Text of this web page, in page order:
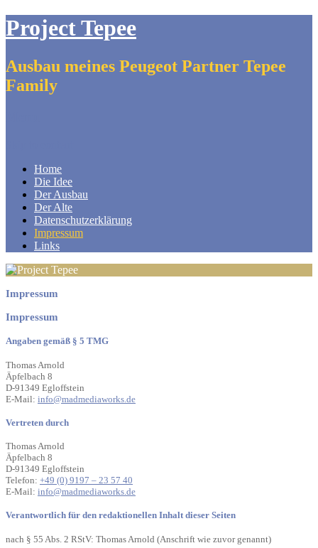
Project Tepee
Ausbau meines Peugeot Partner Tepee
Family
Home
Die Idee
Der Ausbau
Der Alte
Datenschutzerklärung
Impressum
Links
Impressum
Impressum
Angaben gemäß § 5 TMG
Thomas Arnold
Äpfelbach 8
D-91349 Egloffstein
E-Mail: info@madmediaworks.de
Vertreten durch
Thomas Arnold
Äpfelbach 8
D-91349 Egloffstein
Telefon: +49 (0) 9197 – 23 57 40
E-Mail: info@madmediaworks.de
Verantwortlich für den redaktionellen Inhalt dieser Seiten
nach § 55 Abs. 2 RStV: Thomas Arnold (Anschrift wie zuvor genannt)